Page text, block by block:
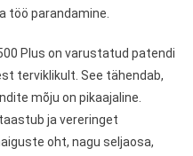
töö parandamine.
Plus on varustatud patendi
terviklikult. See tähendab,
mõju on pikaajaline.
ja vereringet
oht, nagu seljaosa,